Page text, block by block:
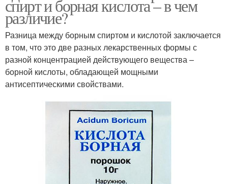
спирт и борная кислота – в чем
различие?
Разница между борным спиртом и кислотой заключается
в том, что это две разных лекарственных формы с
разной концентрацией действующего вещества –
борной кислоты, обладающей мощными
антисептическими свойствами.